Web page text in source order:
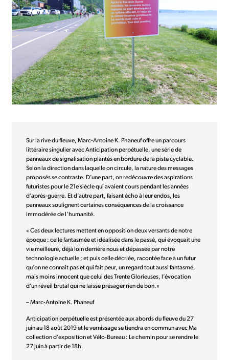
Sur la rive du fleuve, Marc-Antoine K. Phaneuf offre un parcours
littéraire singulier avec Anticipation perpétuelle, une série de
panneaux de signalisation plantés en bordure de la piste cyclable.
Selon la direction dans laquelle on circule, la nature des messages
proposés se contraste. D’une part, on redécouvre des aspirations
futuristes pour le 21e siècle qui avaient cours pendant les années
d’après-guerre. Et d’autre part, faisant écho à leur endos, les
panneaux soulignent certaines conséquences de la croissance
immodérée de l’humanité.
« Ces deux lectures mettent en opposition deux versants de notre
époque : celle fantasmée et idéalisée dans le passé, qui évoquait une
vie meilleure, déjà loin derrière nous et dépassée par notre
technologie actuelle ; et puis celle décriée, racontée face à un futur
qu’on ne connait pas et qui fait peur, un regard tout aussi fantasmé,
mais moins innocent que celui des Trente Glorieuses, l’évocation
d’un réveil brutal qui ne laisse présager rien de bon.«
– Marc-Antoine K. Phaneuf
Anticipation perpétuelle est présentée aux abords du fleuve du 27
juin au 18 août 2019 et le vernissage se tiendra en commun avec Ma
collection d’exposition et Vélo-Bureau : Le chemin pour se rendre le
27 juin à partir de 18h.